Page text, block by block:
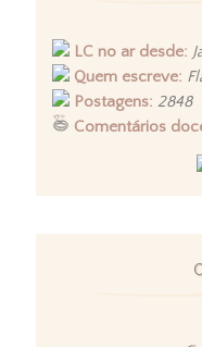
LC no ar desde:
Quem escreve:
Postagens: 2848
Comentários